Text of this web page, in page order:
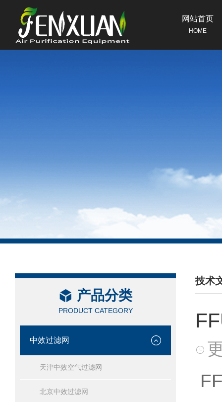
网站首页
HOME
产品分类
PRODUCT CATEGORY
中效过滤网
天津中效空气过滤网
北京中效过滤网
技术
/